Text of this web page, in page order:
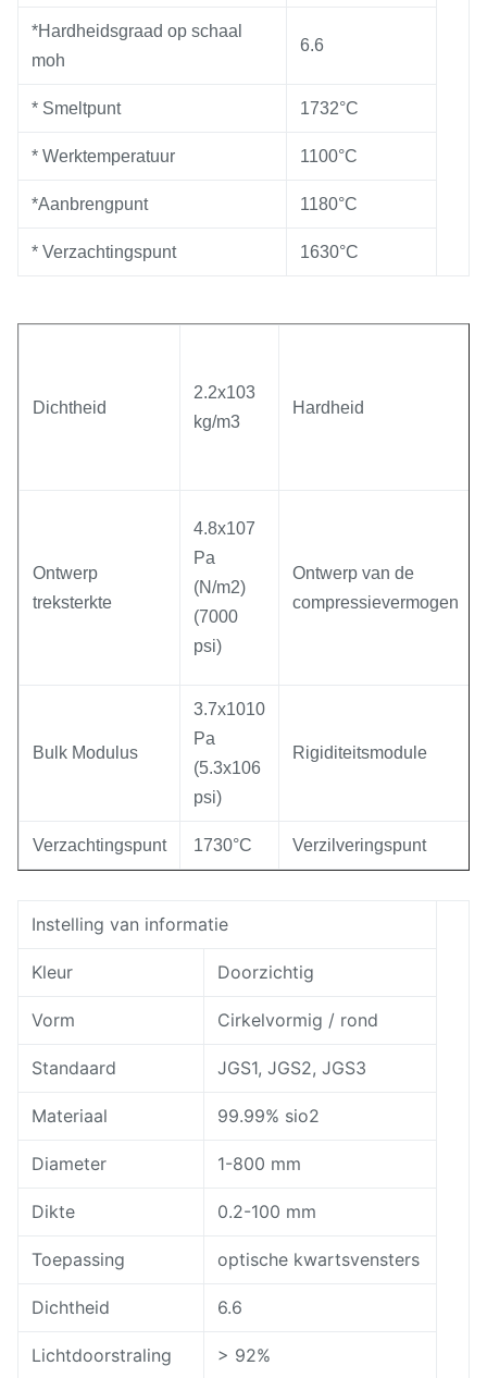
*Hardheidsgraad op schaal
moh
6.6
* Smeltpunt 1732°C
* Werktemperatuur 1100°C
*Aanbrengpunt 1180°C
* Verzachtingspunt 1630°C
Dichtheid
2.2x103
kg/m3
Hardheid
Ontwerp
treksterkte
4.8x107
Pa
(N/m2)
(7000
psi)
Ontwerp van de
compressievermogen
Bulk Modulus
3.7x1010
Pa
(5.3x106
psi)
Rigiditeitsmodule
Verzachtingspunt 1730°C Verzilveringspunt
Instelling van informatie
Kleur Doorzichtig
Vorm Cirkelvormig / rond
Standaard JGS1, JGS2, JGS3
Materiaal 99.99% sio2
Diameter 1-800 mm
Dikte 0.2-100 mm
Toepassing optische kwartsvensters
Dichtheid 6.6
Lichtdoorstraling > 92%